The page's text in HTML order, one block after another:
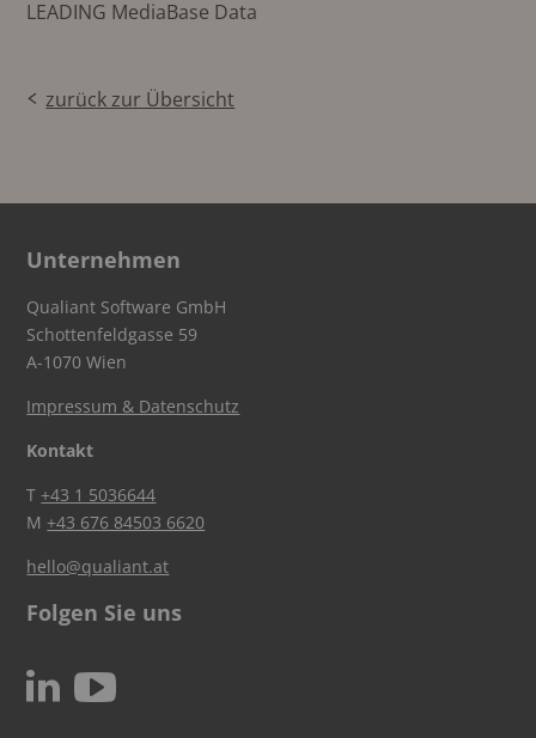
LEADING MediaBase Data
zurück zur Übersicht
Unternehmen
Qualiant Software GmbH
Schottenfeldgasse 59
A-1070 Wien
Impressum & Datenschutz
Kontakt
T+43 1 5036644
M+43 676 84503 6620
hello@qualiant.at
Folgen Sie uns
N c